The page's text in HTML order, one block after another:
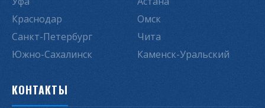
Краснодар
Санкт-Петербург
Южно-Сахалинск
Омск
Чита
Каменск-Уральский
КОНТАКТЫ